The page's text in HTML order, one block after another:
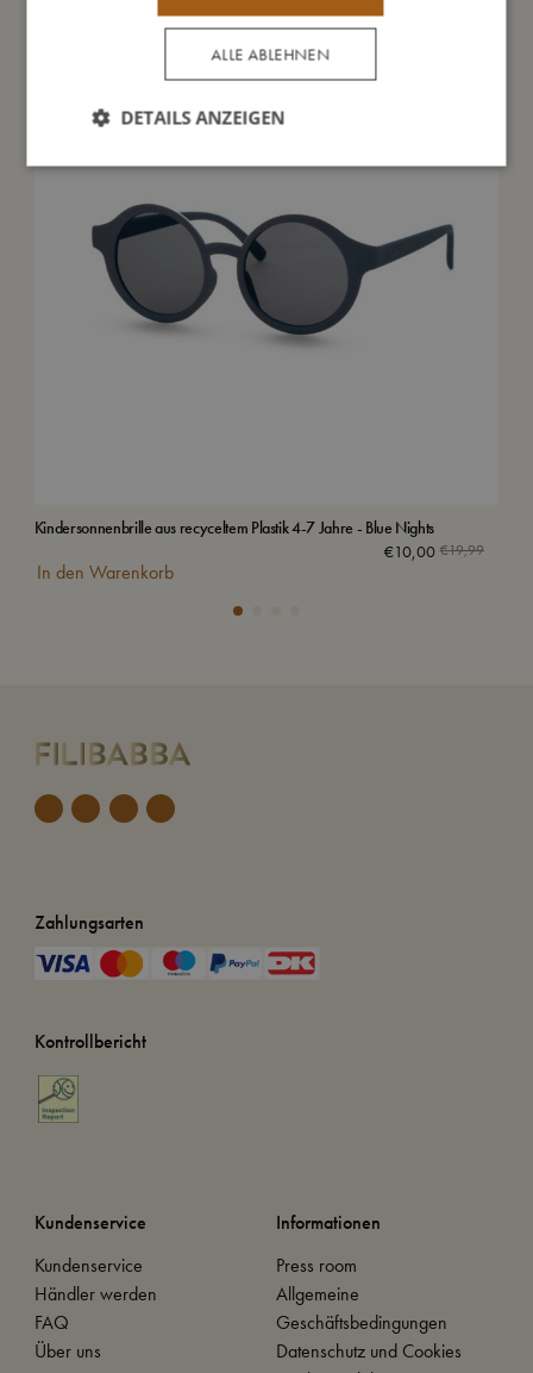
Kindersonnenbrille aus recyceltem Plastik 4-7 Jahre - Blue Nights
€19,99
€10,00
In den Warenkorb
Zahlungsarten
Kontrollbericht
Kundenservice
Kundenservice
Händler werden
FAQ
Über uns
Informationen
Press room
Allgemeine
Geschäftsbedingungen
Datenschutz und Cookies
ALLE ABLEHNEN
DETAILS ANZEIGEN